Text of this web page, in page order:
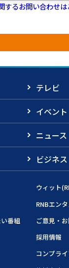
するお問い合わせは
テレビ
イベント
ニュース
ビジネス
ウィット
RNBエン
番組
ご意見・
採用情報
コンプラ